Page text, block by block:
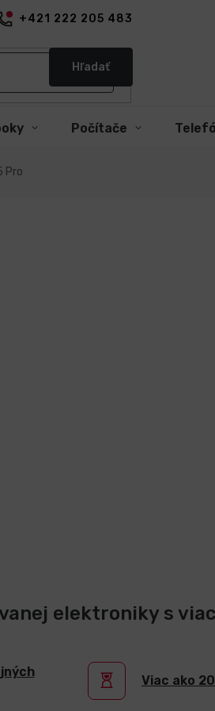
+421 222 205 483
Hľadať
Počítače
Pro
elektroniky s
Viac ako